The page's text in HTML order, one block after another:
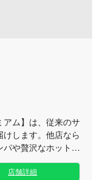
のむくみや下半身
メニューです。
在籍する部門もご
ッサージなど、担
したきめ細やかな
れないワンルー
別な時間をご用意
を込めたサービス
ム】は、従来のサ
します。他店なら
や贅沢なホットオ
。 当店の看板メニ
比較して6,000円
店舗詳細